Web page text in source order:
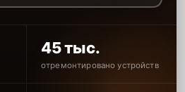
45 тыс.
отремонтировано устройств